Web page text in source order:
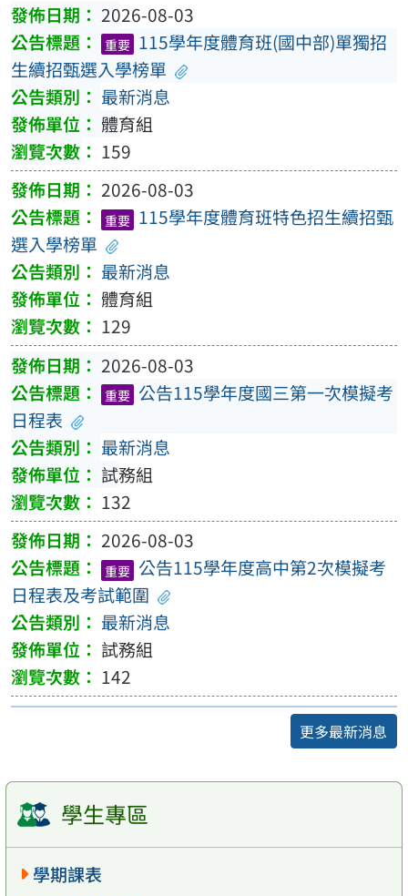
2026-08-03
重要 115學年度體育班(國中部)單獨招
生續招甄選入學榜單
最新消息
體育組
159
2026-08-03
重要 115學年度體育班特色招生續招甄
選入學榜單
最新消息
體育組
129
2026-08-03
重要 公告115學年度國三第一次模擬考
日程表
最新消息
試務組
132
2026-08-03
重要 公告115學年度高中第2次模擬考
日程表及考試範圍
最新消息
試務組
142
更多最新消息
學生專區
學期課表